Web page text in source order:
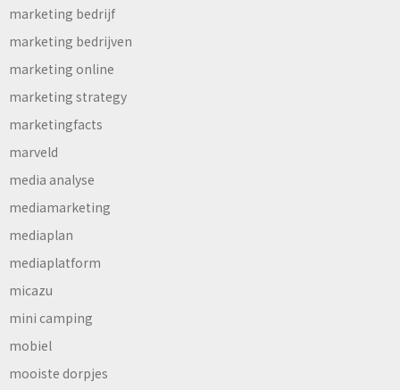
marketing bedrijf
marketing bedrijven
marketing online
marketing strategy
marketingfacts
marveld
media analyse
mediamarketing
mediaplan
mediaplatform
micazu
mini camping
mobiel
mooiste dorpjes